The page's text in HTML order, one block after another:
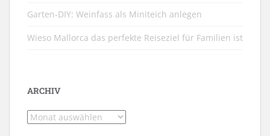
Garten-DIY: Weinfass als Miniteich anlegen
Wieso Mallorca das perfekte Reiseziel für Familien ist
ARCHIV
Archiv